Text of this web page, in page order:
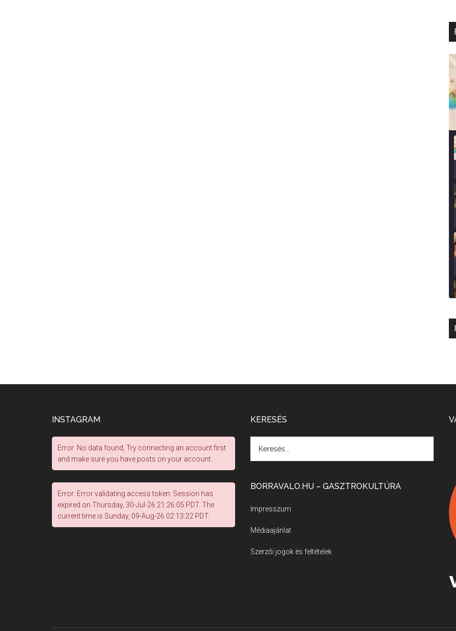
INSTAGRAM
Error: No data found, Try connecting an account first
and make sure you have posts on your account.
Error: Error validating access token: Session has
expired on Thursday, 30-Jul-26 21:26:05 PDT. The
current time is Sunday, 09-Aug-26 02:13:22 PDT.
KERESÉS
BORRAVALO.HU – GASZTROKULTÚRA
Impresszum
Médiaajánlat
Szerzői jogok és feltételek